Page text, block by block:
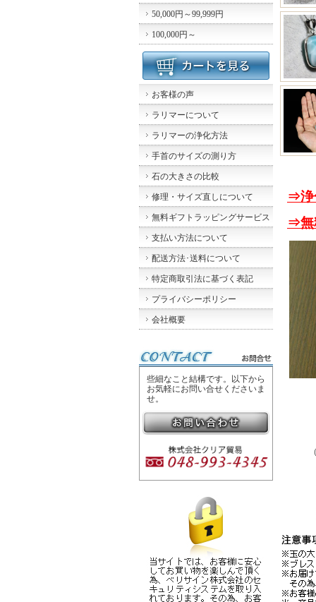
50,000円～99,999円
100,000円～
お客様の声
ラリマーについて
ラリマーの浄化方法
手首のサイズの測り方
石の大きさの比較
修理・サイズ直しについて
無料ギフトラッピングサービス
支払い方法について
配送方法･送料について
特定商取引法に基づく表記
プライバシーポリシー
会社概要
些細なこと結構です。以下から
お気軽にお問い合せくださいま
せ。
⇒浄
⇒無